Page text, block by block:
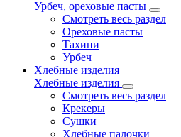
Урбеч, ореховые пасты
Смотреть весь раздел
Ореховые пасты
Тахини
Урбеч
Хлебные изделия
Хлебные изделия
Смотреть весь раздел
Крекеры
Сушки
Хлебные палочки